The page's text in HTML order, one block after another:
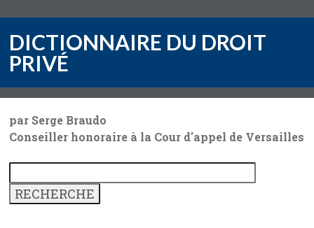
DICTIONNAIRE DU DROIT
PRIVÉ
par Serge Braudo
Conseiller honoraire à la Cour d'appel de Versailles